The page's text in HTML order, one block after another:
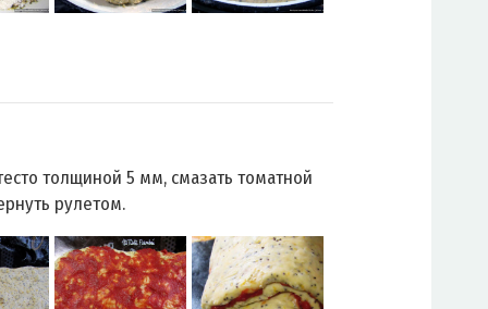
толщиной 5 мм, смазать томатной
рулетом.